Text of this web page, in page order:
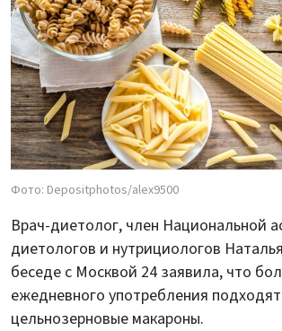
Фото: Depositphotos/alex9500
Врач-диетолог, член Национальной
диетологов и нутрициологов
беседе с Москвой 24 заявила, что
ежедневного употребления подходят
цельнозерновые макароны.